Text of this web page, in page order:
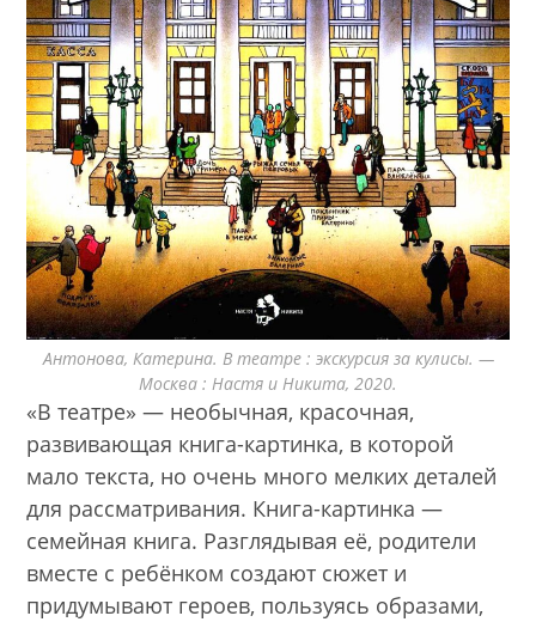
Антонова, Катерина. В театре : экскурсия за кулисы. —
Москва : Настя и Никита, 2020.
«В театре» — необычная, красочная,
развивающая книга-картинка, в которой
мало текста, но очень много мелких деталей
для рассматривания. Книга-картинка —
семейная книга. Разглядывая её, родители
вместе с ребёнком создают сюжет и
придумывают героев, пользуясь образами,